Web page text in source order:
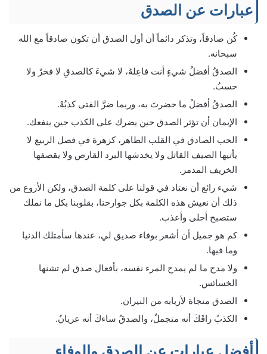
عبارات عن الصدق
كُن صادقاً، وتذكر دائماً أن أول الصدق أن تكون صادقاً مع الله
سبحانه.
الصدقُ أفضلُ شيءٍ أنت فاعِلهُ، لا شيءَ كالصدقِ لا فخرٌ ولا
حسبُ.
الصدقُ أفضلُ ما حضرتَ به، وربما ضرَّ الفتى كذبُهْ.
الإيمان أن تؤثر الصدق حين يضرك على الكذب حين ينفعك.
الحب الصادق في القلب الطاهر، كزهرة في فصل الربيع لا
يأتيها الصيف القاتل ولا يخدشها البرد القارص ولا يقصفها
الخريف المدمر.
شيء رائع أن نعتاد في قولنا على كلمة الصدق، ولكن الأروع من
ذلك أن نعيش هذه الكلمة بكل جوارحنا، بقلوبنا بكل ما نملك
ستصبح أحلى وأعذب.
كم هو جميل أن أشعر بوفاء صديق لي، عندها سأمتلك الدنيا
وما فيها.
ولا مدح ما لم يمدح المرء نفسه، بأفعال صدق لم تشنها
الخسائس.
الصدق منجاة لأربابه من النيران.
الكذبُ راقَكَ أنه متجملٌ، والصدقُ ساءكَ أنه عريانُ.